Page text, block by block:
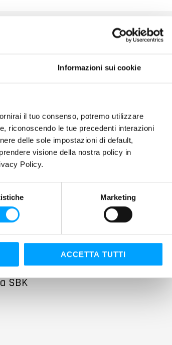
Informazioni sui cookie
il tuo consenso, potremo utilizzare
riconoscendo le tue precedenti interazioni
delle sole impostazioni di default,
visione della nostra policy in
Policy.
Marketing
ACCETTA TUTTI
Petrucci
SBK
ALTRO
Nuovo